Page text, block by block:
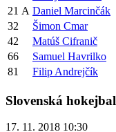
21 A Daniel Marcinčák
32
Šimon Cmar
42
Matúš Cifranič
66
Samuel Havrilko
81
Filip Andrejčík
Slovenská
17. 11. 2018 10:30